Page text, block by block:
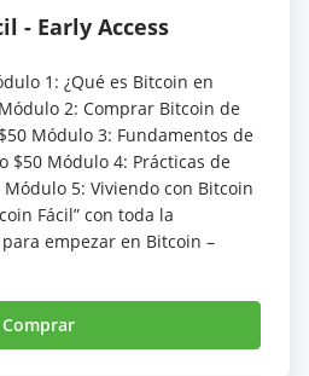
- Early Access
1: ¿Qué es Bitcoin en
2: Comprar Bitcoin de
Módulo 3: Fundamentos de
$50 Módulo 4: Prácticas de
5: Viviendo con Bitcoin
Fácil” con toda la
empezar en Bitcoin –
Comprar